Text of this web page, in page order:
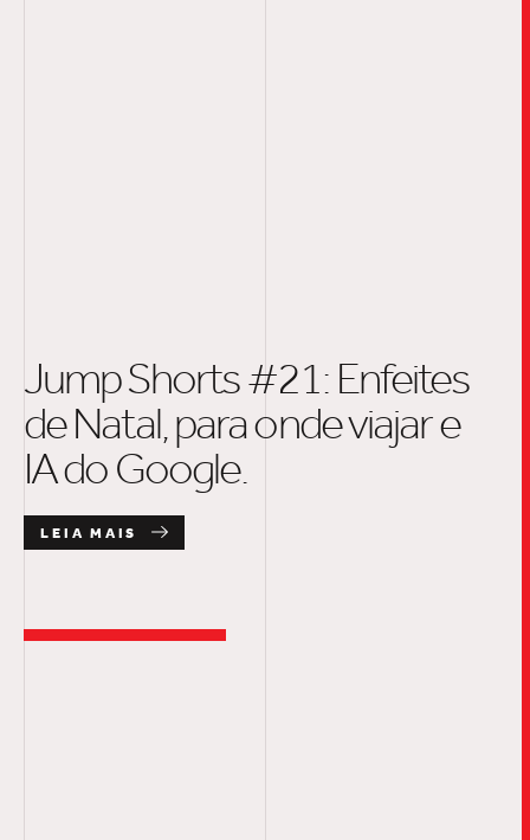
Jump Shorts #21: Enfeites
de Natal, para onde viajar e
IA do Google.
LEIA MAIS